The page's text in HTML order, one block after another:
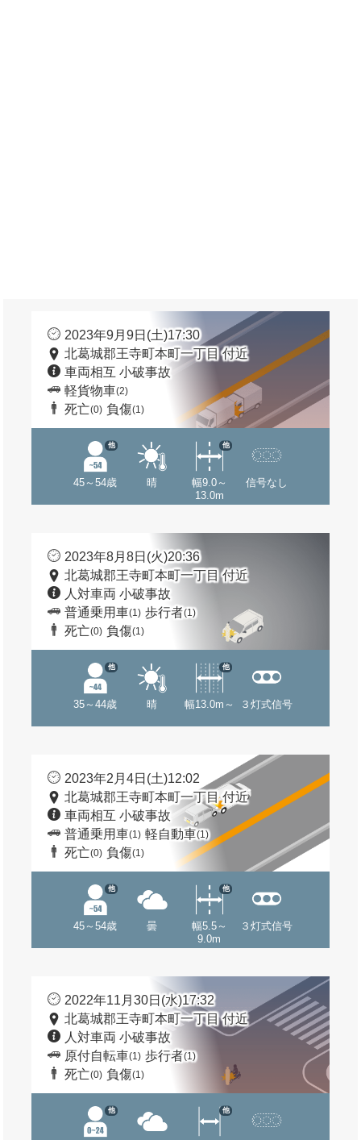
2023年9月9日(土)17:30
北葛城郡王寺町本町一丁目 付近
車両相互 小破事故
軽貨物車(2)
死亡(0) 負傷(1)
45～54歳
他
晴
幅9.0～
13.0m
他
信号なし
2023年8月8日(火)20:36
北葛城郡王寺町本町一丁目 付近
人対車両 小破事故
普通乗用車(1) 歩行者(1)
死亡(0) 負傷(1)
35～44歳
他
晴 幅13.0m～
他
３灯式信号
2023年2月4日(土)12:02
北葛城郡王寺町本町一丁目 付近
車両相互 小破事故
普通乗用車(1) 軽自動車(1)
死亡(0) 負傷(1)
45～54歳
他
曇
幅5.5～
9.0m
他
３灯式信号
2022年11月30日(水)17:32
北葛城郡王寺町本町一丁目 付近
人対車両 小破事故
原付自転車(1) 歩行者(1)
死亡(0) 負傷(1)
他 他